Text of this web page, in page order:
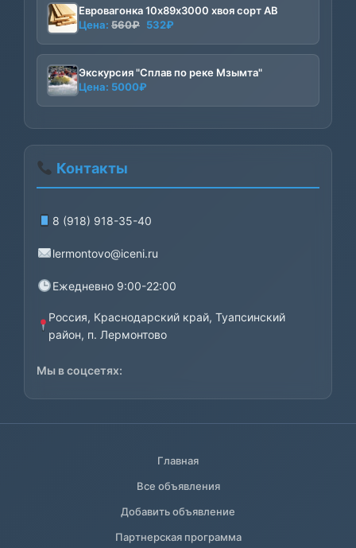
Евровагонка 10х89х3000 хвоя сорт АВ
Цена: 560₽ Первоначальная
составляла
560₽.
532₽
532₽.
Экскурсия "Сплав по реке Мзымта"
Цена: 5000₽
Контакты
8 (918) 918-35-40
lermontovo@iceni.ru
Ежедневно 9:00-22:00
Россия, Краснодарский край, Туапсинский
район, п. Лермонтово
Мы в соцсетях:
Главная
Все объявления
Добавить объявление
Партнерская программа